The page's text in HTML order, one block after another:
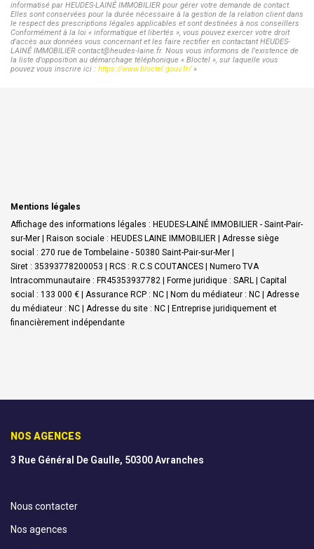
informatisé par HEUDES-LAINÉ IMMOBILIER pour gérer votre demande de contact.
Elles sont conservées pour la durée nécessaire à la gestion de la relation client dans
le respect des prescriptions légales applicables et sont destinées à nos conseillers
Conformément à la loi « informatique et libertés », vous pouvez exercer votre droit
d'accès aux données vous concernant et les faire rectifier en contactant HEUDES-
LAINÉ IMMOBILIER contact@heudes-laine.fr. Nous vous informons de l'existence de
la liste d'opposition au démarchage téléphonique « Bloctel », sur laquelle vous
pouvez vous inscrire ici : https://www.bloctel.gouv.fr/»
Mentions légales
Affichage des informations légales : HEUDES-LAINÉ IMMOBILIER - Saint-Pair-
sur-Mer | Raison sociale : HEUDES LAINE IMMOBILIER | Adresse siège
social : 270 rue de Tombelaine - 50380 Saint-Pair-sur-Mer |
Siret : 35393778200053 | RCS : R.C.S COUTANCES | Numero TVA
Intracommunautaire : FR45353937782 | Forme juridique : SARL | Capital
social : 133 000 € | Assurance RCP : NC | Nom du médiateur : NC | Adresse
du médiateur : NC | Adresse du site : NC | Entreprise juridiquement et
financièrement indépendante
NOS AGENCES
3 Rue Général De Gaulle, 50300 Avranches
Nous contacter
Nos agences